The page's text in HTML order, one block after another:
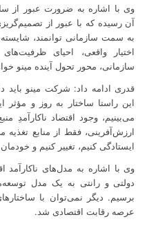
وی با اشاره به ضرورت عبور از
آن رسیده که با عبور از
به سمت سازمانی توانمند،
اختیار واقعی، احیای
سازمانی، محور تحول آینده مینو
قدری ادامه داد: شرکت مینو باید
این راستا ساختار به روز و مؤثر
می‌بینیم، وجود اقتصاد
ارزش‌آفرینی، فقط از منابع تغذیه
ایستادگی کنیم، تغییر کنیم و
وی با اشاره به مدل‌های ناکارآمد
دولتی و رانتی به یک مدل
برسیم. دیگر نمی‌توان با
عرصه رقابت اقتصادی شد.